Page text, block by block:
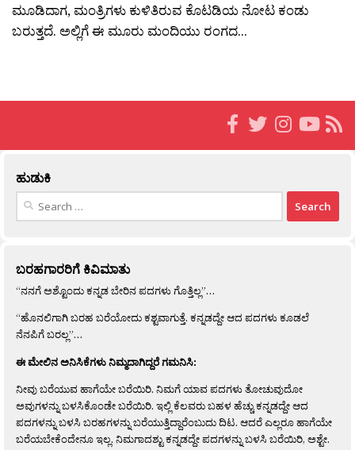
ಮೂಡಿದಾಗ, ಮಂತ್ರಿಗಳು ಕುಳಿತಿರುವ ಕೊಟಡಿಯ ನೋಟ ಕಂಡು
ಬರುತ್ತದೆ. ಅಲ್ಲಿಗೆ ಈ ಮೂರು ಮಂದಿಯು ರಂಗದ...
ಹುಡುಕಿ
Search
ಬರಹಗಾರರಿಗೆ ಕಿವಿಮಾತು
“ನನಗೆ ಅಶ್ಟೊಂದು ಕನ್ನಡ ಬೇರಿನ ಪದಗಳು ಗೊತ್ತಿಲ್ಲ”…
“ಹೊನಲಿಗಾಗಿ ಬರಹ ಬರೆಯೋದು ಕಶ್ಟವಾಗುತ್ತೆ. ಕನ್ನಡದ್ದೇ ಆದ ಪದಗಳು ಕೂಡಲೆ
ನೆನಪಿಗೆ ಬರಲ್ಲ”…
ಈ ಮೇಲಿನ ಅನಿಸಿಕೆಗಳು ನಿಮ್ಮದಾಗಿದ್ದರೆ ಗಮನಿಸಿ:
ನೀವು ಬರೆಯುವ ಹಾಗೆಯೇ ಬರೆಯಿರಿ. ನಿಮಗೆ ಯಾವ ಪದಗಳು ತೋಚುವುದೋ
ಅವುಗಳನ್ನು ಬಳಸಿಕೊಂಡೇ ಬರೆಯಿರಿ. ಇಲ್ಲಿ ಕೆಲವರು ಬಹಳ ಹೆಚ್ಚು ಕನ್ನಡದ್ದೇ ಆದ
ಪದಗಳನ್ನು ಬಳಸಿ ಬರಹಗಳನ್ನು ಬರೆಯುತ್ತಿದ್ದಾರೆಂಬುದು ದಿಟ. ಆದರೆ ಎಲ್ಲರೂ ಹಾಗೆಯೇ
ಬರೆಯಬೇಕೆಂದೇನೂ ಇಲ್ಲ. ನಿಮಗಾದಶ್ಟು ಕನ್ನಡದ್ದೇ ಪದಗಳನ್ನು ಬಳಸಿ ಬರೆಯಿರಿ, ಅಶ್ಟೇ.